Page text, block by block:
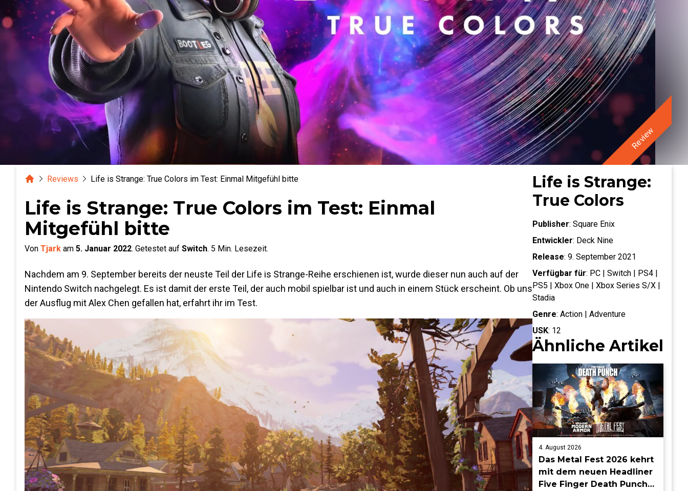
Review
HomeReviews Life is Strange: True Colors im Test: Einmal Mitgefühl bitte
Life is Strange: True Colors im Test: Einmal
Mitgefühl bitte
Von Tjark am 5. Januar 2022. Getestet auf Switch. 5 Min. Lesezeit.
Nachdem am 9. September bereits der neuste Teil der Life is Strange-Reihe erschienen ist, wurde dieser nun auch auf der
Nintendo Switch nachgelegt. Es ist damit der erste Teil, der auch mobil spielbar ist und auch in einem Stück erscheint. Ob uns
der Ausflug mit Alex Chen gefallen hat, erfahrt ihr im Test.
Life is Strange:
True Colors
Publisher: Square Enix
Entwickler: Deck Nine
Release: 9. September 2021
Verfügbar für: PC | Switch | PS4 |
PS5 | Xbox One | Xbox Series S/X |
Stadia
Genre: Action | Adventure
USK: 12
Ähnliche Artikel
4. August 2026
Das Metal Fest 2026 kehrt
mit dem neuen Headliner
Five Finger Death Punch